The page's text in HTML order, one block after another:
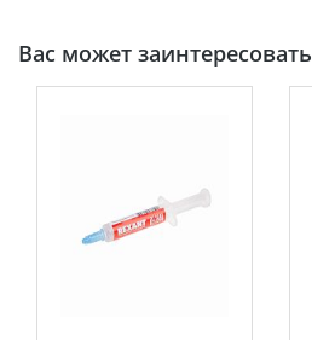
Вас может заинтересовать